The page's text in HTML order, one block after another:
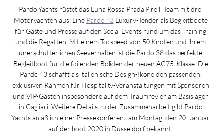
Pardo Yachts rüstet das Luna Rossa Prada Pirelli Team mit drei
Motoryachten aus: Eine Pardo 43Luxury-Tender als Begleitboote
für Gäste und Presse auf den Social Events rund um das Training
und die Regatten. Mit einem Topspeed von 50 Knoten und ihrem
unerschütterlichen Seeverhalten ist die Pardo 38 das perfekte
Begleitboot für die foilenden Boliden der neuen AC75-Klasse. Die
Pardo 43 schafft als italienische Design-Ikone den passenden,
exklusiven Rahmen für Hospitality-Veranstaltungen mit Sponsoren
und VIP-Gästen insbesondere auf dem Traumrevier am Basislager
in Cagliari. Weitere Details zu der Zusammenarbeit gibt Pardo
Yachts anläßlich einer Pressekonferenz am Montag, den 20. Januar
auf der boot 2020 in Düsseldorf bekannt.